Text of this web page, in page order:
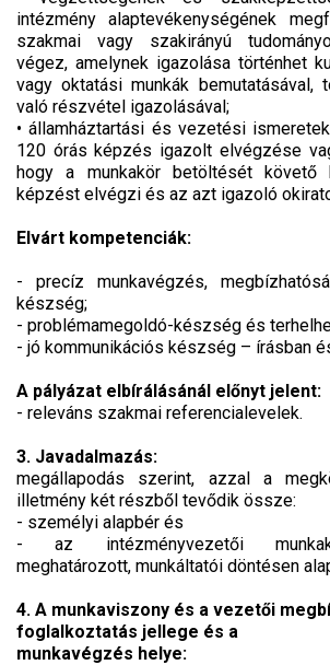
intézmény alaptevékenységének
szakmai vagy szakirányú
végez, amelynek igazolása történhet
vagy oktatási munkák bemutatásával,
való részvétel igazolásával;
• államháztartási és vezetési
120 órás képzés igazolt elvégzése
hogy a munkakör betöltését
képzést elvégzi és az azt igazoló
Elvárt kompetenciák:
- precíz munkavégzés,
készség;
- problémamegoldó-készség és
- jó kommunikációs készség – írásban
A pályázat elbírálásánál előnyt jelent:
- releváns szakmai referencialevelek.
3. Javadalmazás:
megállapodás szerint, azzal a
illetmény két részből tevődik össze:
- személyi alapbér és
- az intézményvezetői
meghatározott, munkáltatói döntésen
4. A munkaviszony és a vezetői
foglalkoztatás jellege és a
munkavégzés helye: